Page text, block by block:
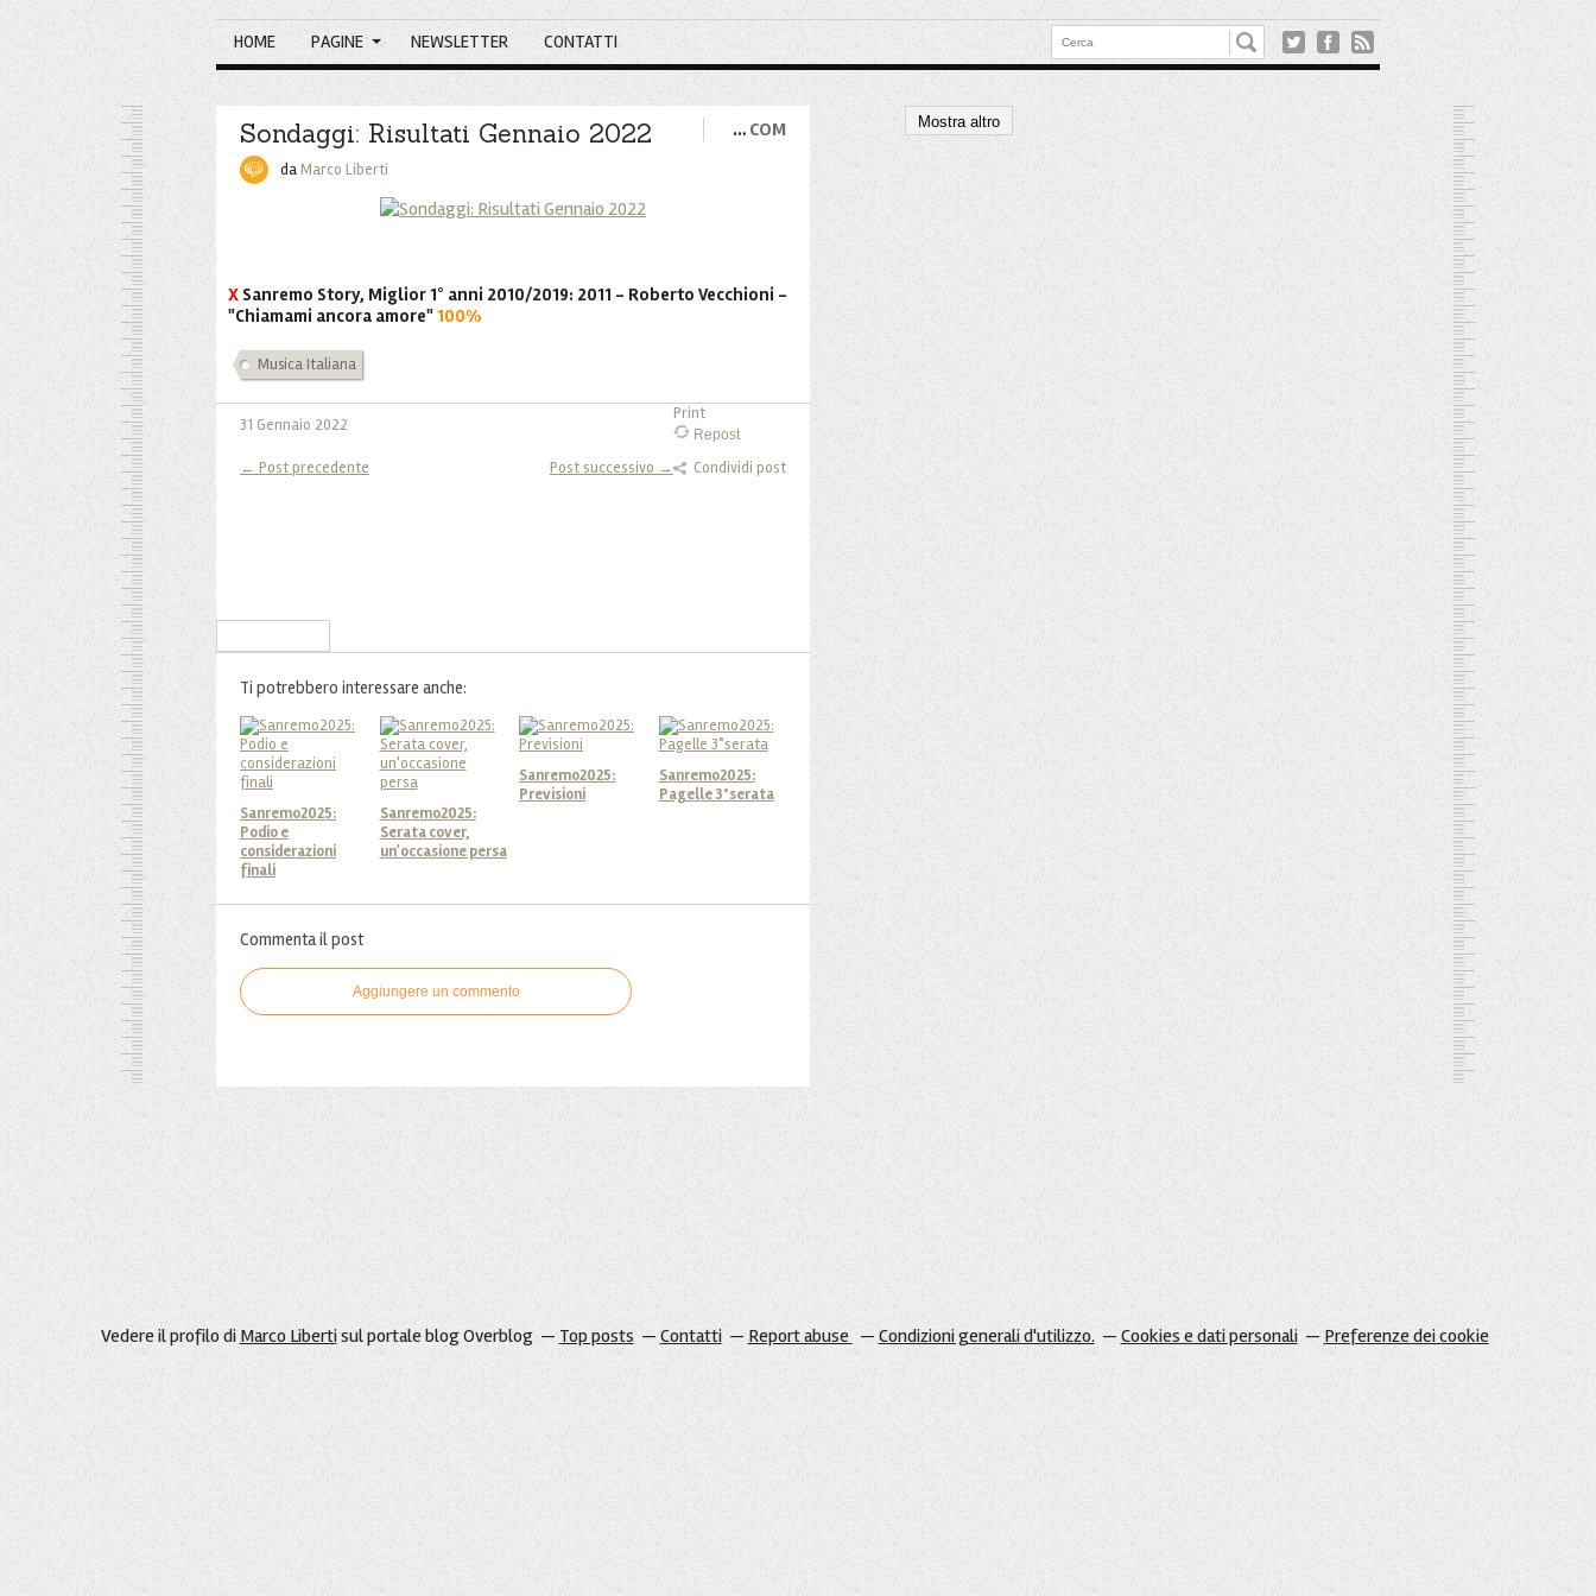
HOME PAGINE NEWSLETTER CONTATTI
Sondaggi: Risultati Gennaio 2022 … COM
daMarco Liberti
X Sanremo Story, Miglior 1° anni 2010/2019: 2011 - Roberto Vecchioni -
"Chiamami ancora amore"100%
Musica Italiana
31 Gennaio 2022
Print
Repost
Condividi post
← Post precedente Post successivo →
Ti potrebbero interessare anche:
Sanremo2025:
Podio e
considerazioni
finali
Sanremo2025:
Serata cover,
un'occasione persa
Sanremo2025:
Previsioni
Sanremo2025:
Pagelle 3°serata
Commenta il post
Aggiungere un commento
Mostra altro
Vedere il profilo di Marco Libertisul portale blog Overblog Top posts Contatti Report abuse Condizioni generali d'utilizzo. Cookies e dati personali Preferenze dei cookie